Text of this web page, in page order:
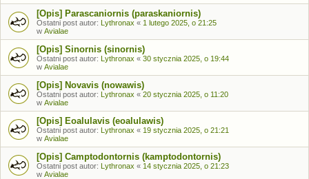
[Opis] Parascaniornis (paraskaniornis)
Ostatni post autor: Lythronax « 1 lutego 2025, o 21:25
w Avialae
[Opis] Sinornis (sinornis)
Ostatni post autor: Lythronax « 30 stycznia 2025, o 19:44
w Avialae
[Opis] Novavis (nowawis)
Ostatni post autor: Lythronax « 20 stycznia 2025, o 11:20
w Avialae
[Opis] Eoalulavis (eoalulawis)
Ostatni post autor: Lythronax « 19 stycznia 2025, o 21:21
w Avialae
[Opis] Camptodontornis (kamptodontornis)
Ostatni post autor: Lythronax « 14 stycznia 2025, o 21:23
w Avialae